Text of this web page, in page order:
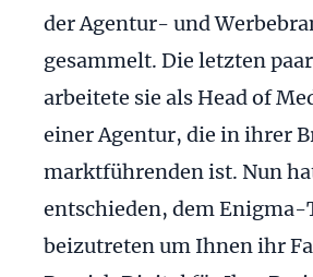
der Agentur- und
gesammelt. Die letzten
arbeitete sie als Head of
einer Agentur, die in ihrer
marktführenden ist. Nun
entschieden, dem Enigma-
beizutreten um Ihnen ihr